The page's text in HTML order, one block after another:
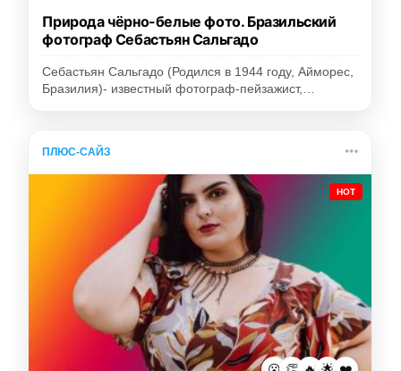
Природа чёрно-белые фото. Бразильский
фотограф Себастьян Сальгадо
Себастьян Сальгадо (Родился в 1944 году, Айморес,
Бразилия)- известный фотограф-пейзажист,…
ПЛЮС-САЙЗ
HOT